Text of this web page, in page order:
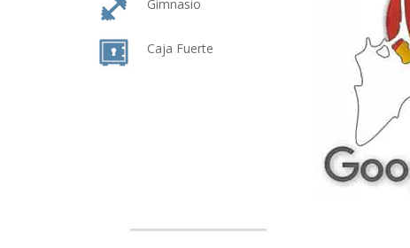
Gimnasio
Caja Fuerte